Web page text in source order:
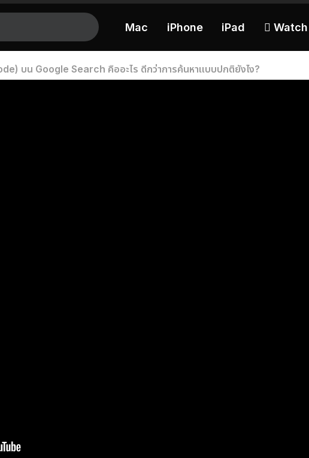
Mac iPhone iPad  Watch
บน Google Search คืออะไร ดีกว่าการค้นหาแบบปกติยังไง?